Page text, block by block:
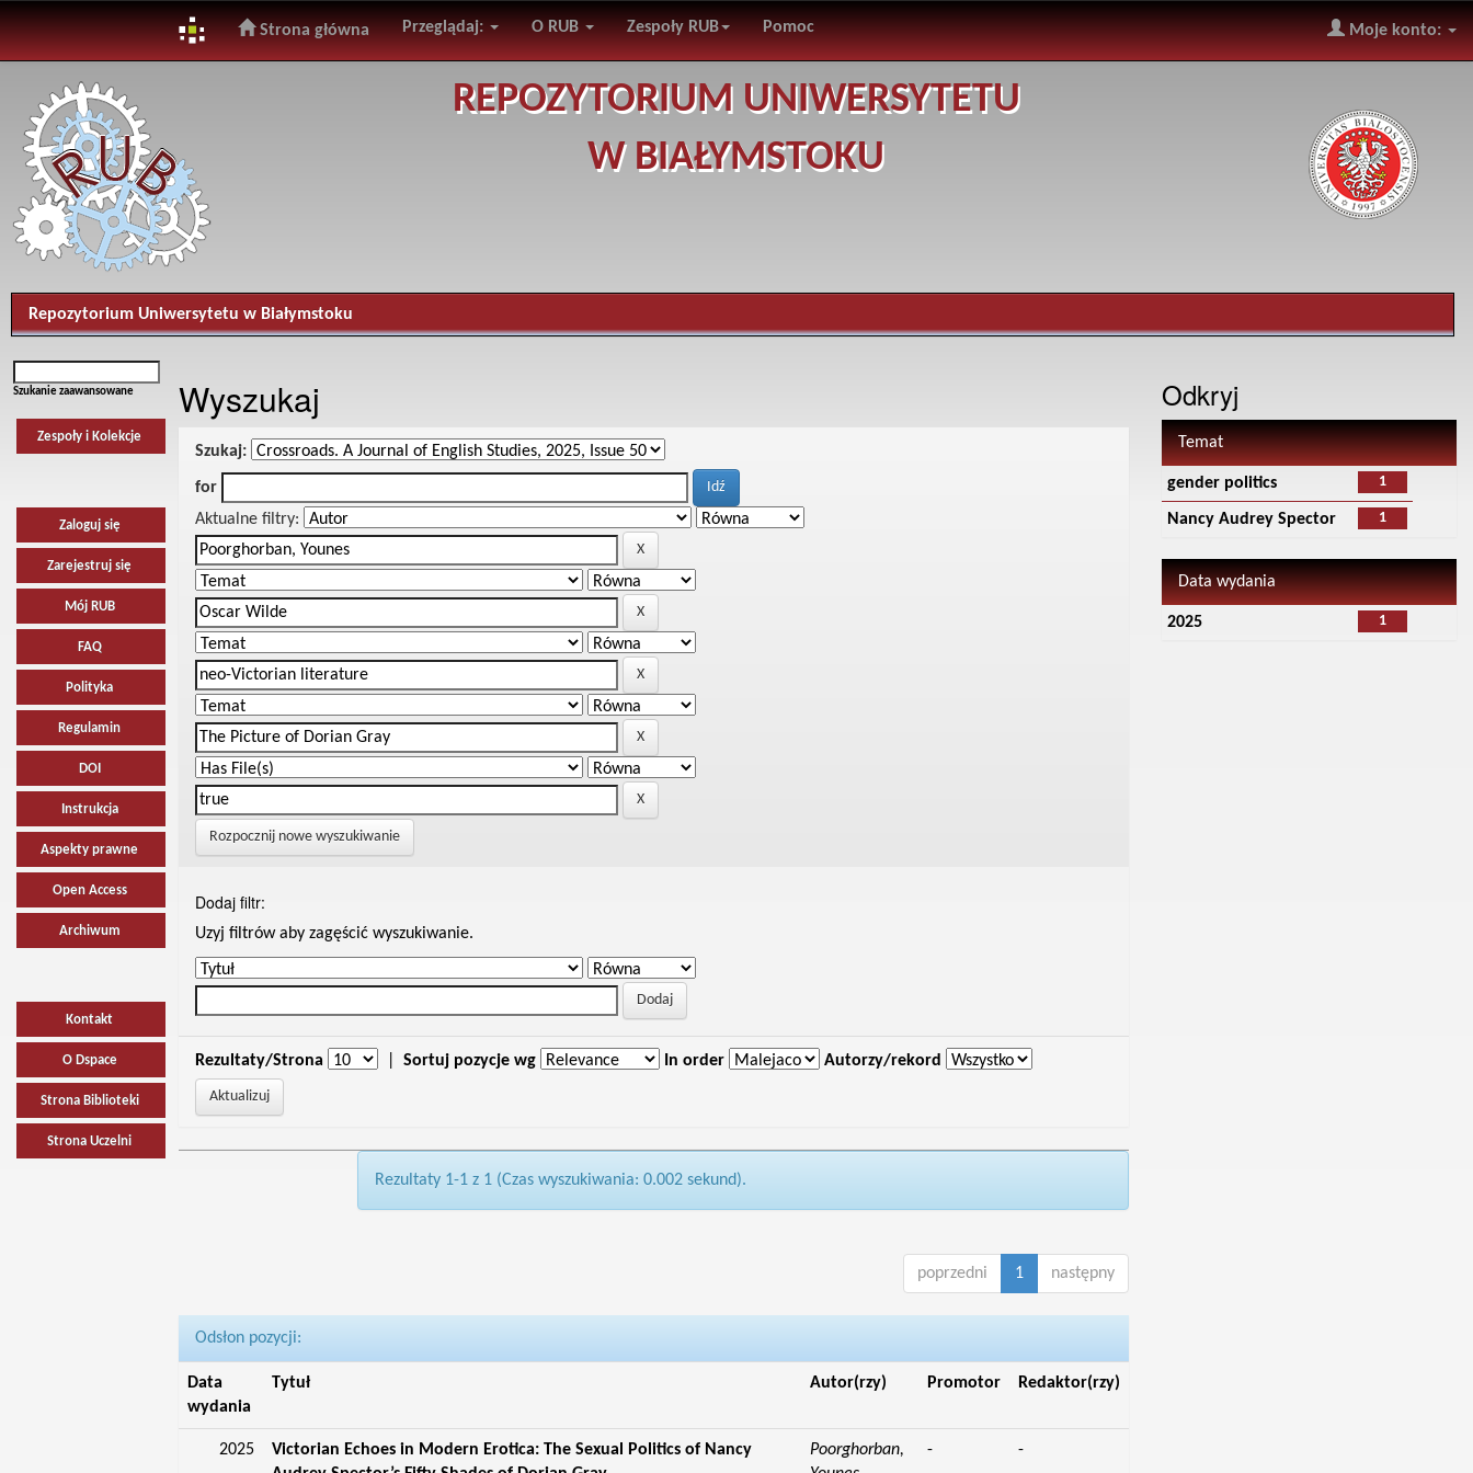
navigation
Strona główna Przeglądaj: O RUB Zespoły RUB Pomoc Moje konto:
REPOZYTORIUM UNIWERSYTETU
W BIAŁYMSTOKU
Repozytorium Uniwersytetu w Białymstoku
Szukanie zaawansowane
Zespoły i Kolekcje
Zaloguj się
Zarejestruj się
Mój RUB
FAQ
Polityka
Regulamin
DOI
Instrukcja
Aspekty prawne
Open Access
Archiwum
Kontakt
O Dspace
Strona Biblioteki
Strona Uczelni
Wyszukaj
Szukaj:
for
Aktualne filtry:
Rozpocznij nowe wyszukiwanie
Dodaj filtr:
Uzyj filtrów aby zagęścić wyszukiwanie.
Rezultaty/Strona Sortuj pozycje wg In order Autorzy/rekord
Rezultaty 1-1 z 1 (Czas wyszukiwania: 0.002 sekund).
poprzedni 1 następny
Odsłon pozycji:
Data
wydania
Tytuł Autor(rzy) Promotor Redaktor(rzy)
2025
Victorian Echoes in Modern Erotica: The Sexual Politics of Nancy
Poorghorban,
- -
Odkryj
Temat
1
gender politics
1
Nancy Audrey Spector
Data wydania
1
2025